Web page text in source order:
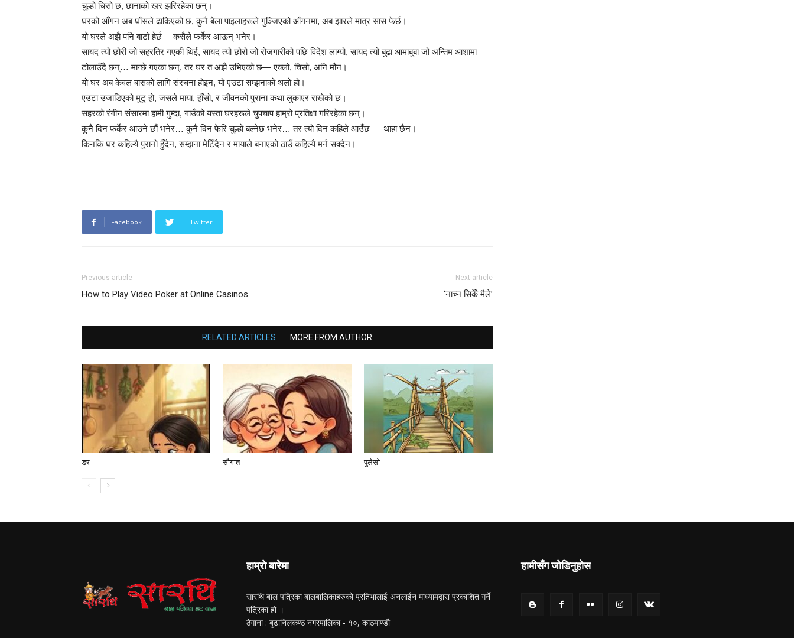
चुल्हो चिसो छ, छानाको खर झरिरहेका छन्।
घरको आँगन अब घाँसले ढाकिएको छ, कुनै बेला पाइलाहरूले गुञ्जिएको आँगनमा, अब झारले मात्र सास फेर्छ।
यो घरले अझै पनि बाटो हेर्छ— कसैले फर्केर आऊन् भनेर।
सायद त्यो छोरी जो सहरतिर गएकी थिई, सायद त्यो छोरो जो रोजगारीको पछि विदेश लाग्यो, सायद त्यो बुढा आमाबुबा जो अन्तिम आशामा
टोलाउँदै छन्… मान्छे गएका छन्, तर घर त अझै उभिएको छ— एक्लो, चिसो, अनि मौन।
यो घर अब केवल बासको लागि संरचना होइन, यो एउटा सम्झनाको थलो हो।
एउटा उजाडिएको मुटु हो, जसले माया, हाँसो, र जीवनको पुराना कथा लुकाएर राखेको छ।
सहरको रंगीन संसारमा हामी गुम्दा, गाउँको यस्ता घरहरूले चुपचाप हाम्रो प्रतिक्षा गरिरहेका छन्।
कुनै दिन फर्केर आउने छौं भनेर… कुनै दिन फेरि चुल्हो बल्नेछ भनेर… तर त्यो दिन कहिले आउँछ — थाहा छैन।
किनकि घर कहिल्यै पुरानो हुँदैन, सम्झना मेटिँदैन र मायाले बनाएको ठाउँ कहिल्यै मर्न सक्दैन।
Facebook Twitter
Previous article
How to Play Video Poker at Online Casinos
Next article
‘नाच्न सिकेँ मैले’
RELATED ARTICLES MORE FROM AUTHOR
डर सौगात पुलेसो
हाम्रो बारेमा
सारथि बाल पत्रिका बालबालिकाहरुको प्रतिभालाई अनलाईन माध्यामद्वारा प्रकाशित गर्ने
पत्रिका हो ।
ठेगाना : बुढानिलकण्ठ नगरपालिका - १०, काठमाण्डाै
हामीसँग जोडिनुहोस